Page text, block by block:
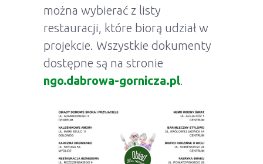
można wybierać z listy
restauracji, które biorą udział w
projekcie. Wszystkie dokumenty
dostępne są na stronie
ngo.dabrowa-gornicza.pl